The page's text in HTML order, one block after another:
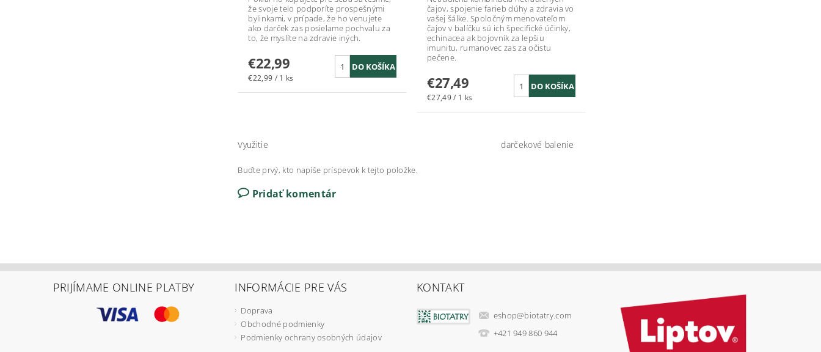
že svoje telo podporíte prospešnými
bylinkami, v prípade, že ho venujete
ako darček zas posielame pochvalu za
to, že myslíte na zdravie iných.
€22,99
€22,99 / 1 ks
čajov, spojenie farieb dúhy a zdravia vo
vašej šálke. Spoločným menovateľom
čajov v balíčku sú ich špecifické účinky,
echinacea ak bojovník za lepšiu
imunitu, rumanovec zas za očistu
pečene.
€27,49
€27,49 / 1 ks
Využitie darčekové balenie
Buďte prvý, kto napíše príspevok k tejto položke.
Pridať komentár
PRIJÍMAME ONLINE PLATBY INFORMÁCIE PRE VÁS
Doprava
Obchodné podmienky
Podmienky ochrany osobných údajov
KONTAKT
eshop@biotatry.com
+421 949 860 944